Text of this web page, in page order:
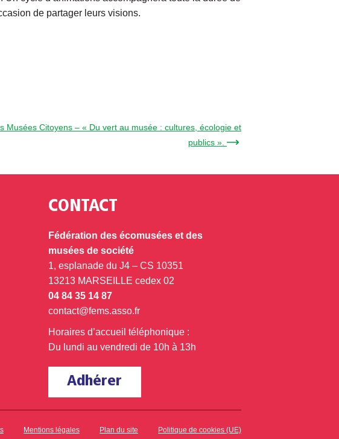
de partager leurs visions.
Musées Citoyens – « Du vert au musée : cultures, écologie et
publics ». →
CONTACT
Fédération des écomusées et des
musées de société
1, esplanade du J4 – CS 10351
13213 MARSEILLE cedex 02
04 84 35 14 87
contact@fems.asso.fr
Horaires d’accueil téléphonique :
Du lundi au vendredi de 10h à 13h
Adhérer
Mentions légales Plan du site Politique de cookies (UE)